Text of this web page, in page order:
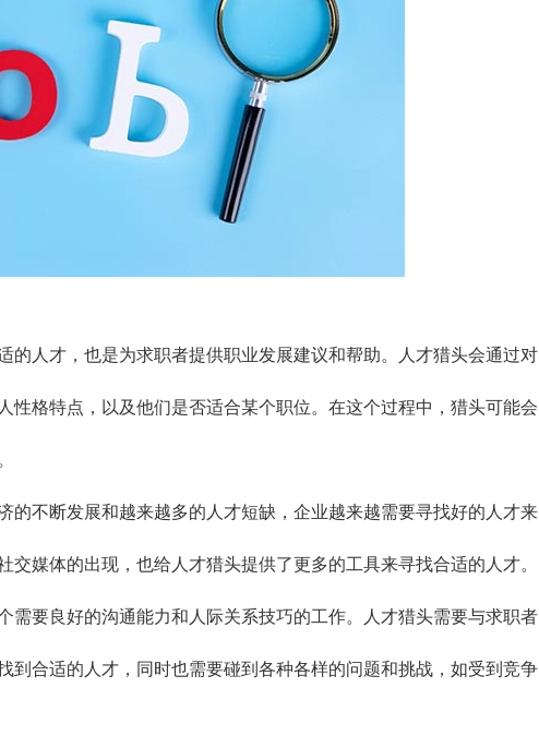
的人才，也是为求职者提供职业发展建议和帮助。人才猎头会通过对
性格特点，以及他们是否适合某个职位。在这个过程中，猎头可能会
的不断发展和越来越多的人才短缺，企业越来越需要寻找好的人才来
媒体的出现，也给人才猎头提供了更多的工具来寻找合适的人才。
需要良好的沟通能力和人际关系技巧的工作。人才猎头需要与求职者
到合适的人才，同时也需要碰到各种各样的问题和挑战，如受到竞争